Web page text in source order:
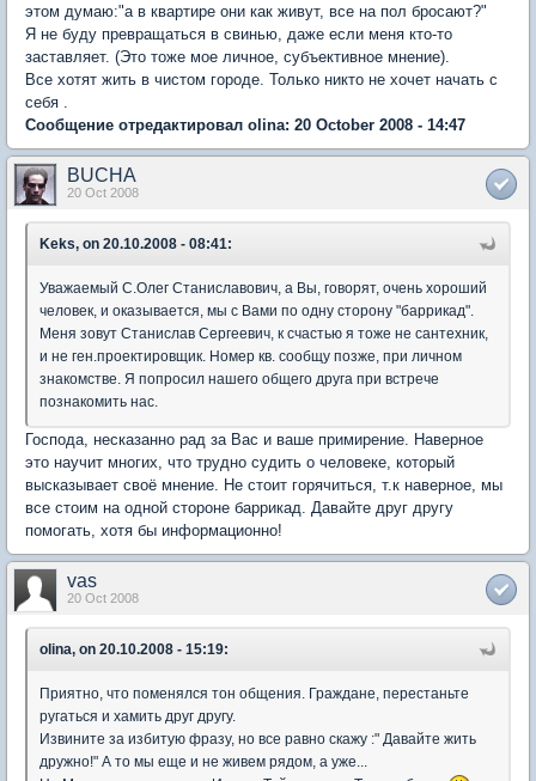
этом думаю:"а в квартире они как живут, все на пол бросают?"
Я не буду превращаться в свинью, даже если меня кто-то
заставляет. (Это тоже мое личное, субъективное мнение).
Все хотят жить в чистом городе. Только никто не хочет начать с
себя .
Сообщение отредактировал olina: 20 October 2008 - 14:47
BUCHA
20 Oct 2008
Keks, on 20.10.2008 - 08:41:
Уважаемый С.Олег Станиславович, а Вы, говорят, очень хороший
человек, и оказывается, мы с Вами по одну сторону "баррикад".
Меня зовут Станислав Сергеевич, к счастью я тоже не сантехник,
и не ген.проектировщик. Номер кв. сообщу позже, при личном
знакомстве. Я попросил нашего общего друга при встрече
познакомить нас.
Господа, несказанно рад за Вас и ваше примирение. Наверное
это научит многих, что трудно судить о человеке, который
высказывает своё мнение. Не стоит горячиться, т.к наверное, мы
все стоим на одной стороне баррикад. Давайте друг другу
помогать, хотя бы информационно!
vas
20 Oct 2008
olina, on 20.10.2008 - 15:19:
Приятно, что поменялся тон общения. Граждане, перестаньте
ругаться и хамить друг другу.
Извините за избитую фразу, но все равно скажу :" Давайте жить
дружно!" А то мы еще и не живем рядом, а уже...